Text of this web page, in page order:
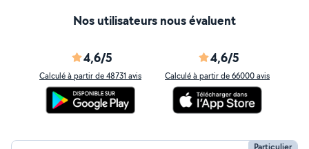
Nos utilisateurs nous évaluent
4,6/5
Calculé à partir de 48731 avis
4,6/5
Calculé à partir de 66000 avis
Particulier